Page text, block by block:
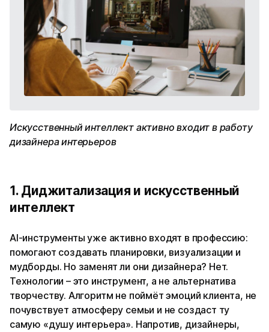
Искусственный интеллект активно входит в работу
дизайнера интерьеров
1. Диджитализация и искусственный
интеллект
AI-инструменты уже активно входят в профессию:
помогают создавать планировки, визуализации и
мудборды. Но заменят ли они дизайнера? Нет.
Технологии – это инструмент, а не альтернатива
творчеству. Алгоритм не поймёт эмоций клиента, не
почувствует атмосферу семьи и не создаст ту
самую «душу интерьера». Напротив, дизайнеры,